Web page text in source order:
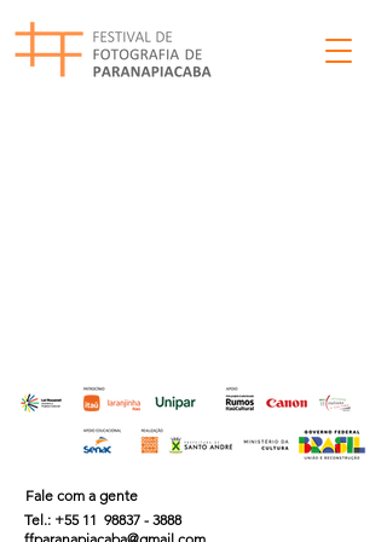
Fale com a gente
Tel.: +55 11 98837 - 3888